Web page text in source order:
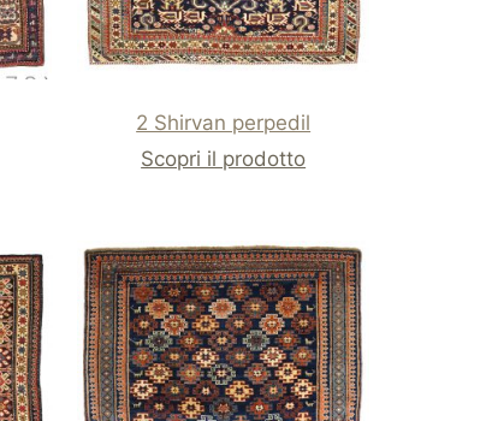
2 Shirvan perpedil
Scopri il prodotto